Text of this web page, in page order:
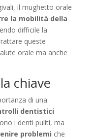
il mughetto orale
la mobilità della
difficile la
queste
orale ma anche
chiave
di una
dentistici
i denti puliti, ma
problemi che